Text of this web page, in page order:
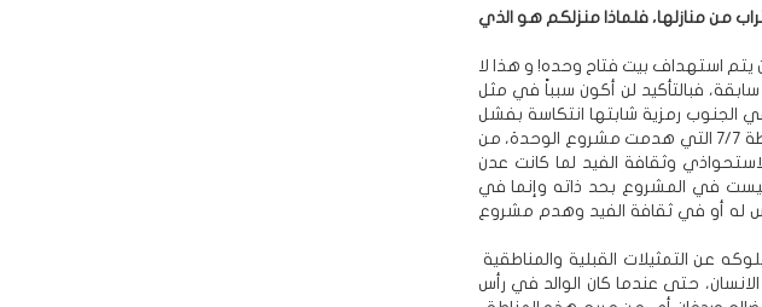
من منازلها، فلماذا منزلكم هو الذي
يتم استهداف بيت فتاح وحده! و هذا لا
فبالتأكيد لن أكون سبباً في مثل
الجنوب رمزية شابتها انتكاسة بفشل
مشروع الوحدة اليمنية، فهناك من يحمل فتاح تبعات سلطة 7/7 التي هدمت مشروع الوحدة، من
وثقافة الفيد لما كانت عدن
في المشروع بحد ذاته وإنما في
له أو في ثقافة الفيد وهدم مشروع
عن التمثيلات القبلية والمناطقية
حتى عندما كان الوالد في رأس